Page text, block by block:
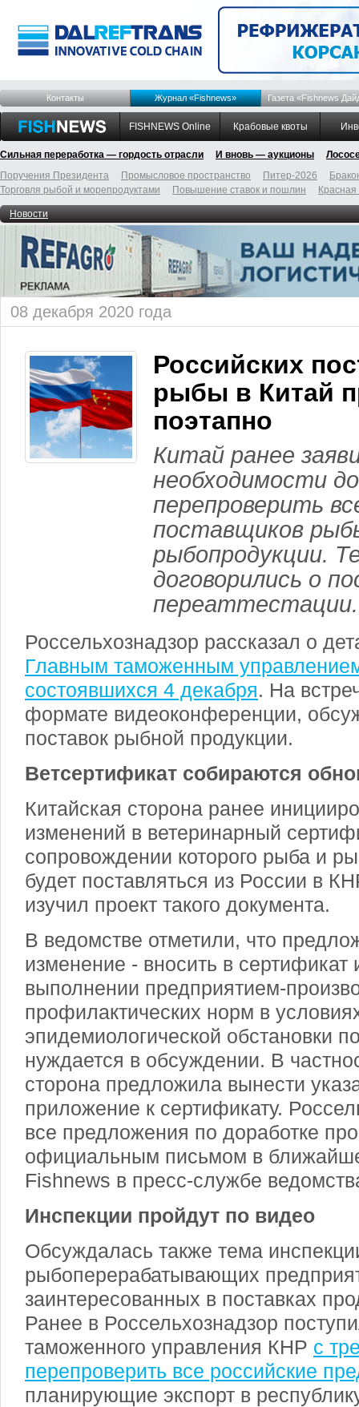
Контакты Журнал «Fishnews» Газета «Fishnews
FISHNEWS Online Крабовые квоты
Сильная переработка — гордость отрасли И вновь — аукционы
Поручения Президента
Промысловое пространство Питер-2026
Торговля рыбой и морепродуктами
Повышение ставок и пошлин
Новости
08 декабря 2020 года
Российских
рыбы в Китай
поэтапно
Китай ранее
необходимости
перепроверить
поставщиков
рыбопродукции.
договорились о
переаттестации.
Россельхознадзор рассказал о
Главным таможенным
состоявшихся 4 декабря. На
формате видеоконференции,
поставок рыбной продукции.
Ветсертификат собираются
Китайская сторона ранее
изменений в ветеринарный
сопровождении которого рыба и
будет поставляться из России в
изучил проект такого документа.
В ведомстве отметили, что
изменение - вносить в
выполнении предприятием-
профилактических норм в
эпидемиологической обстановки
нуждается в обсуждении. В
сторона предложила вынести
приложение к сертификату.
все предложения по доработке
официальным письмом в
Fishnews в пресс-службе
Инспекции пройдут по видео
Обсуждалась также тема
рыбоперерабатывающих
заинтересованных в поставках
Ранее в Россельхознадзор
таможенного управления КНР с
перепроверить все российские
планирующие экспорт в